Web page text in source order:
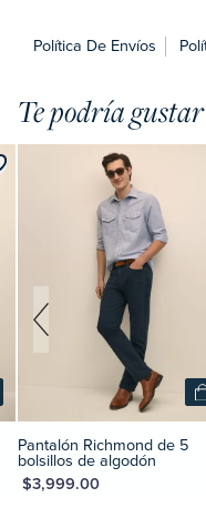
Política De Envíos
Te podría gustar
+
de 5
algodón